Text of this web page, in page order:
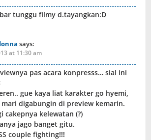
tunggu filmy d.tayangkan:D
says:
at 11:30 am
pas acara konpresss… sial ini
gue kaya liat karakter go hyemi,
digabungin di preview kemarin.
cakepnya kelewatan (?)
jago banget gitu.
couple fighting!!!